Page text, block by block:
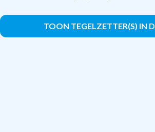
TOON TEGELZETTER(S) IN